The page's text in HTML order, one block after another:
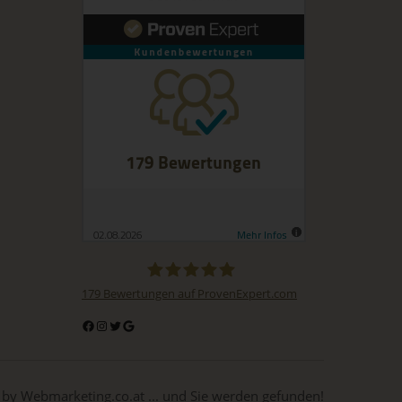
179 Bewertungen auf ProvenExpert.com
Webmarketing.co.at ... und Sie werden gefunden!